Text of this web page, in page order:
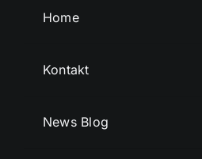
Home
Kontakt
News Blog